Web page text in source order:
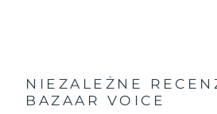
NIEZALEŻNE
BAZAAR VOICE